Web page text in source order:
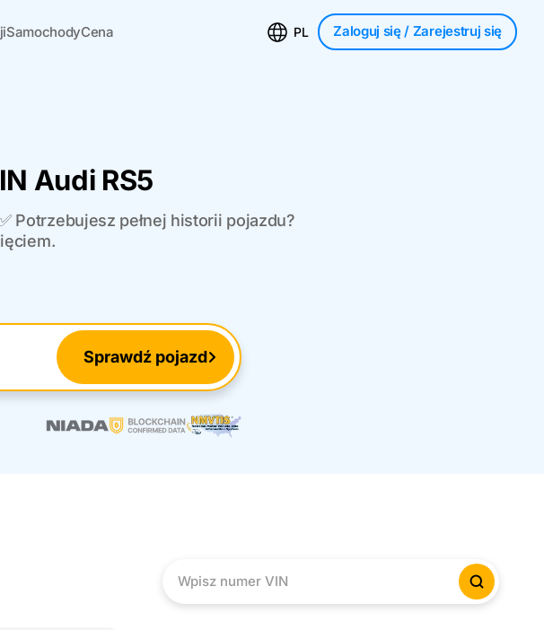
SamochodyCena PL Zaloguj się/ Zarejestruj się
Audi RS5
Potrzebujesz pełnej historii pojazdu?
Sprawdź pojazd
Wpisz numer VIN Sprawdź